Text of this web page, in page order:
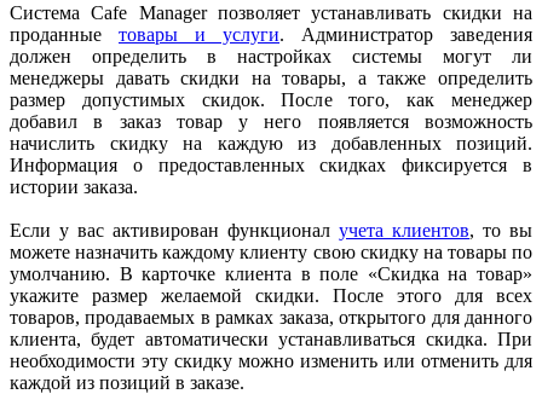
Система Cafe Manager позволяет устанавливать скидки на
проданные товары и услуги. Администратор заведения
должен определить в настройках системы могут ли
менеджеры давать скидки на товары, а также определить
размер допустимых скидок. После того, как менеджер
добавил в заказ товар у него появляется возможность
начислить скидку на каждую из добавленных позиций.
Информация о предоставленных скидках фиксируется в
истории заказа.
Если у вас активирован функционал учета клиентов, то вы
можете назначить каждому клиенту свою скидку на товары по
умолчанию. В карточке клиента в поле «Скидка на товар»
укажите размер желаемой скидки. После этого для всех
товаров, продаваемых в рамках заказа, открытого для данного
клиента, будет автоматически устанавливаться скидка. При
необходимости эту скидку можно изменить или отменить для
каждой из позиций в заказе.